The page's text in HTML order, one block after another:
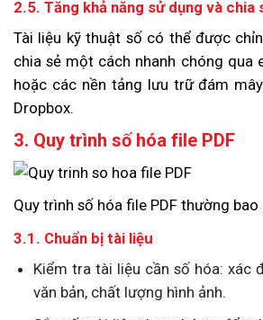
2.5. Tăng khả năng sử dụng và chia
Tài liệu kỹ thuật số có thể được
chia sẻ một cách nhanh chóng qua
hoặc các nền tảng lưu trữ đám
Dropbox.
3. Quy trình số hóa file PDF
Quy trình số hóa file PDF thường
3.1. Chuẩn bị tài liệu
Kiểm tra tài liệu cần số hóa: xác
văn bản, chất lượng hình ảnh.